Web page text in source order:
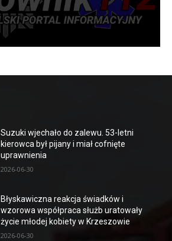
Suzuki wjechało do zalewu. 53-letni
kierowca był pijany i miał cofnięte
uprawnienia
2026-06-30
Błyskawiczna reakcja świadków i
wzorowa współpraca służb uratowały
życie młodej kobiety w Krzeszowie
2026-06-30